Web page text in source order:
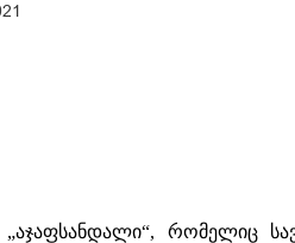
„აჯაფსანდალი“, რომელიც